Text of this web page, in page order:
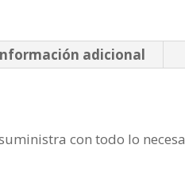
adicional
suministra con todo lo